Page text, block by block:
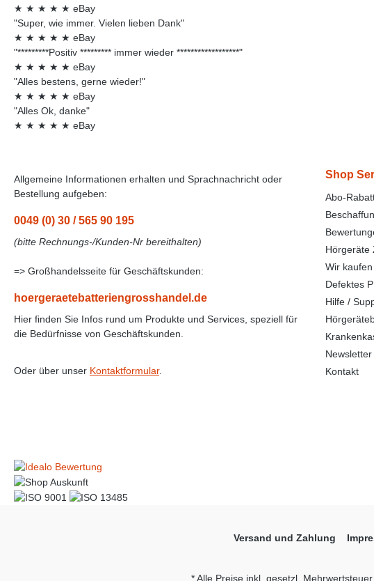
★ ★ ★ ★ ★ eBay
"Super, wie immer. Vielen lieben Dank"
★ ★ ★ ★ ★ eBay
"*********Positiv ********* immer wieder ******************"
★ ★ ★ ★ ★ eBay
"Alles bestens, gerne wieder!"
★ ★ ★ ★ ★ eBay
"Alles Ok, danke"
★ ★ ★ ★ ★ eBay
Allgemeine Informationen erhalten und Sprachnachricht oder
Bestellung aufgeben:
0049 (0) 30 / 565 90 195
(bitte Rechnungs-/Kunden-Nr bereithalten)
=> Großhandelsseite für Geschäftskunden:
hoergeraetebatteriengrosshandel.de
Hier finden Sie Infos rund um Produkte und Services, speziell für
die Bedürfnisse von Geschäftskunden.
Oder über unser Kontaktformular.
Shop
Abo-
Hörgeräte
Wir
Defektes
Hilfe /
Newsletter
Kontakt
Versand und Zahlung
* Alle Preise inkl. gesetzl. Mehrwertsteuer